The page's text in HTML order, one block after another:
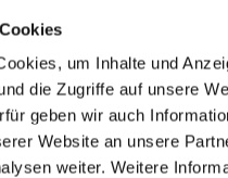
um Inhalte und
die Zugriffe auf unsere
geben wir auch
Website an unsere
weiter. Weitere
können leicht
Versandmenge erst
feststeht.